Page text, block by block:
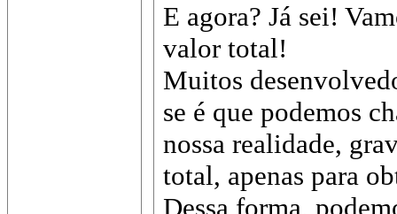
E agora? Já sei!
valor total!
Muitos
se é que podemos
nossa realidade,
total, apenas para
Dessa forma,